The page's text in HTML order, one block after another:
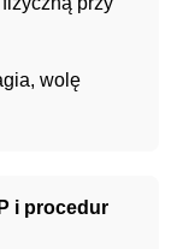
wolę
i procedur